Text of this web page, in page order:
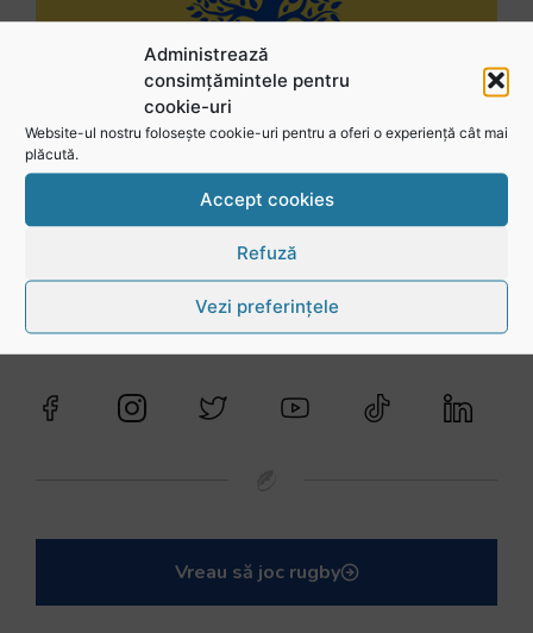
Administrează
consimțămintele pentru
cookie-uri
Website-ul nostru folosește cookie-uri pentru a oferi o experiență cât mai
plăcută.
Accept cookies
Refuză
Vezi preferințele
Urmărește-ne în social media
@rugbyromania
Vreau să joc rugby